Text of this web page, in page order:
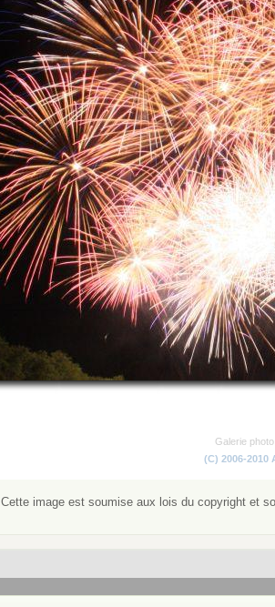
Galerie
(C) 2006-2010
Cette image est soumise aux lois du copyright et